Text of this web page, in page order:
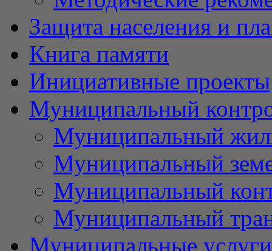
Защита населения и
Книга памяти
Инициативные проекты
Муниципальный
Муниципальный
Муниципальный
Муниципальный
Муниципальный
Муниципальные